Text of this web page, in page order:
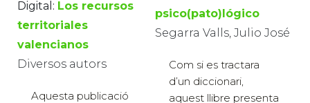
Digital: Los recursos
territoriales
valencianos
Diversos autors
Aquesta publicació
psico(pato)lógico
Segarra Valls, Julio José
Com si es tractara
d’un diccionari,
aquest llibre presenta